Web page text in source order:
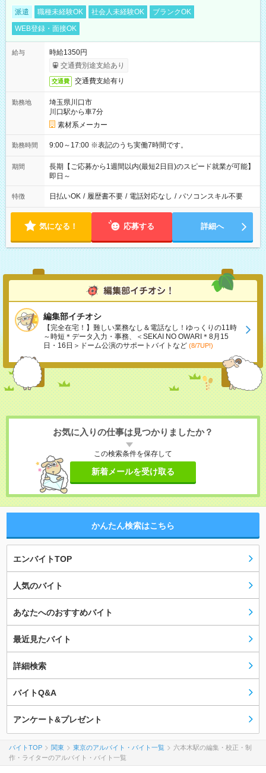
派遣 職種未経験OK 社会人未経験OK
ブランクOK
WEB登録・面接OK
給与
時給1350円
交通費別途支給あり
交通費 交通費支給有り
勤務地
埼玉県川口市
川口駅から車7分
素材系メーカー
勤務時間 9:00～17:00 ※表記のうち実働7時間です。
期間
長期【ご応募から1週間以内(最短2日目)のスピード就業が可能】
即日～
特徴 日払いOK / 履歴書不要 / 電話対応なし / パソコンスキル不要
気になる！ 応募する 詳細へ
編集部イチオシ
【完全在宅！】難しい業務なし＆電話なし！ゆっくりの11時
～時短＊データ入力・事務、＜SEKAI NO OWARI＊8月15
日・16日＞ドーム公演のサポートバイトなど (8/7UP!)
お気に入りの仕事は見つかりましたか？
この検索条件を保存して
新着メールを受け取る
かんたん検索はこちら
エンバイトTOP
人気のバイト
あなたへのおすすめバイト
最近見たバイト
詳細検索
バイトQ&A
アンケート&プレゼント
バイトTOP 関東 東京のアルバイト・バイト一覧
六本木駅の編集・校正・制
作・ライターのアルバイト・バイト一覧